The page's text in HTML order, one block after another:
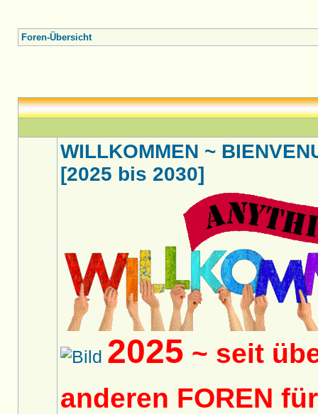
Foren-Übersicht
WILLKOMMEN ~
[2025 bis 2030]
2025 ~ seit
anderen FOREN